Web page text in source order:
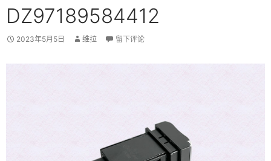
DZ97189584412
2023年5月5日 维拉 留下评论